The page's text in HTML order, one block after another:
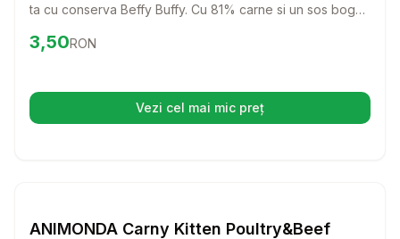
ta cu conserva Beffy Buffy. Cu 81% carne si un sos bogat,
mofturoase si ofera o nutritie echilibrata.
Preț:3.50
3,50RON
Vezi cel mai mic preț(se deschide într-o filă nouă)
Hrana Umeda Pisici
ANIMONDA Carny Kitten Poultry&Beef